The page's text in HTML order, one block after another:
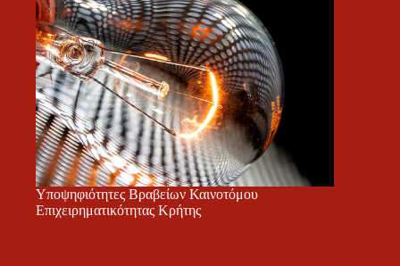
Υποψηφιότητες Βραβείων Καινοτόμου
Επιχειρηματικότητας Κρήτης